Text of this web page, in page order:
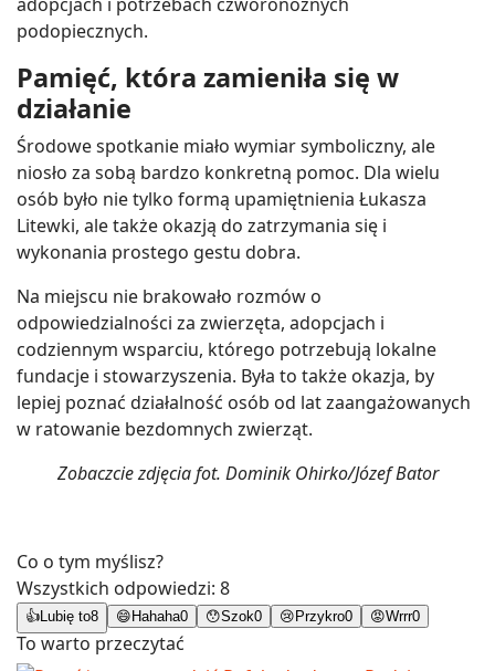
podopiecznych.
Pamięć, która zamieniła się w
działanie
Środowe spotkanie miało wymiar symboliczny, ale
niosło za sobą bardzo konkretną pomoc. Dla wielu
osób było nie tylko formą upamiętnienia Łukasza
Litewki, ale także okazją do zatrzymania się i
wykonania prostego gestu dobra.
Na miejscu nie brakowało rozmów o
odpowiedzialności za zwierzęta, adopcjach i
codziennym wsparciu, którego potrzebują lokalne
fundacje i stowarzyszenia. Była to także okazja, by
lepiej poznać działalność osób od lat zaangażowanych
w ratowanie bezdomnych zwierząt.
Zobaczcie zdjęcia fot. Dominik Ohirko/Józef Bator
Co o tym myślisz?
Wszystkich odpowiedzi: 8
👍 Lubię to8 😄 Hahaha0 😯Szok0 😢 Przykro0 😡Wrrr0
To warto przeczytać